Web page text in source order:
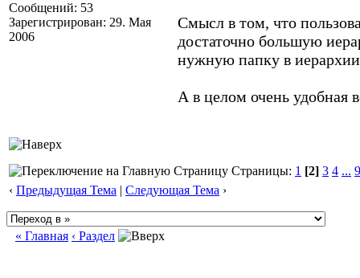
Сообщений: 53
Зарегистрирован: 29. Мая
2006
Смысл в том, что
достаточно большую
нужную папку в
А в целом очень удобная
Страницы: 1 [2] 3 4 ... 9
‹ Предыдущая Тема | Следующая Тема ›
« Главная ‹ Раздел